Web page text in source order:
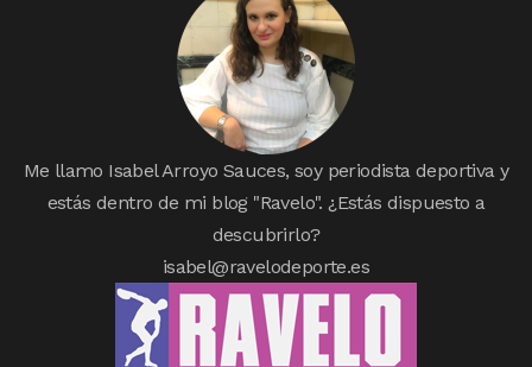
Me llamo Isabel Arroyo Sauces, soy periodista deportiva y
estás dentro de mi blog "Ravelo". ¿Estás dispuesto a
descubrirlo?
isabel@ravelodeporte.es